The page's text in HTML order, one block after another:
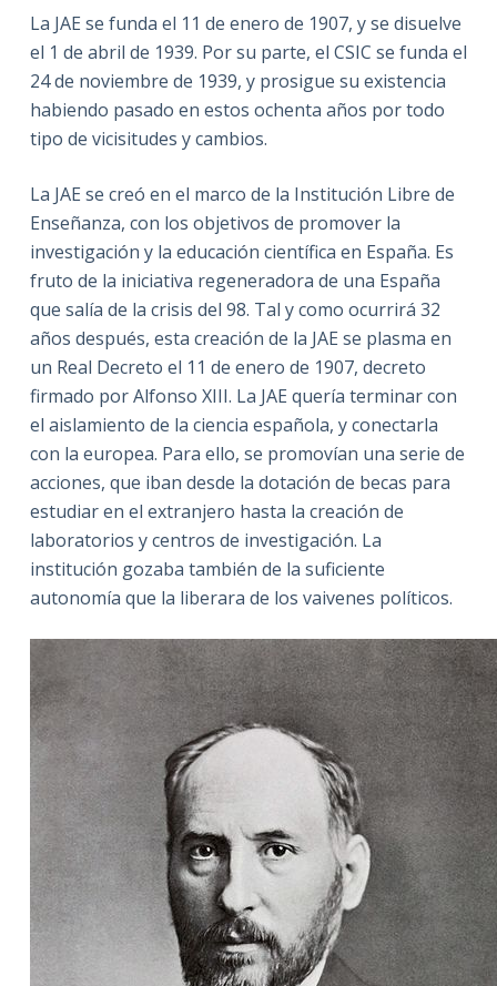
La JAE se funda el 11 de enero de 1907, y se disuelve
el 1 de abril de 1939. Por su parte, el CSIC se funda el
24 de noviembre de 1939, y prosigue su existencia
habiendo pasado en estos ochenta años por todo
tipo de vicisitudes y cambios.
La JAE se creó en el marco de la Institución Libre de
Enseñanza, con los objetivos de promover la
investigación y la educación científica en España. Es
fruto de la iniciativa regeneradora de una España
que salía de la crisis del 98. Tal y como ocurrirá 32
años después, esta creación de la JAE se plasma en
un Real Decreto el 11 de enero de 1907, decreto
firmado por Alfonso XIII. La JAE quería terminar con
el aislamiento de la ciencia española, y conectarla
con la europea. Para ello, se promovían una serie de
acciones, que iban desde la dotación de becas para
estudiar en el extranjero hasta la creación de
laboratorios y centros de investigación. La
institución gozaba también de la suficiente
autonomía que la liberara de los vaivenes políticos.